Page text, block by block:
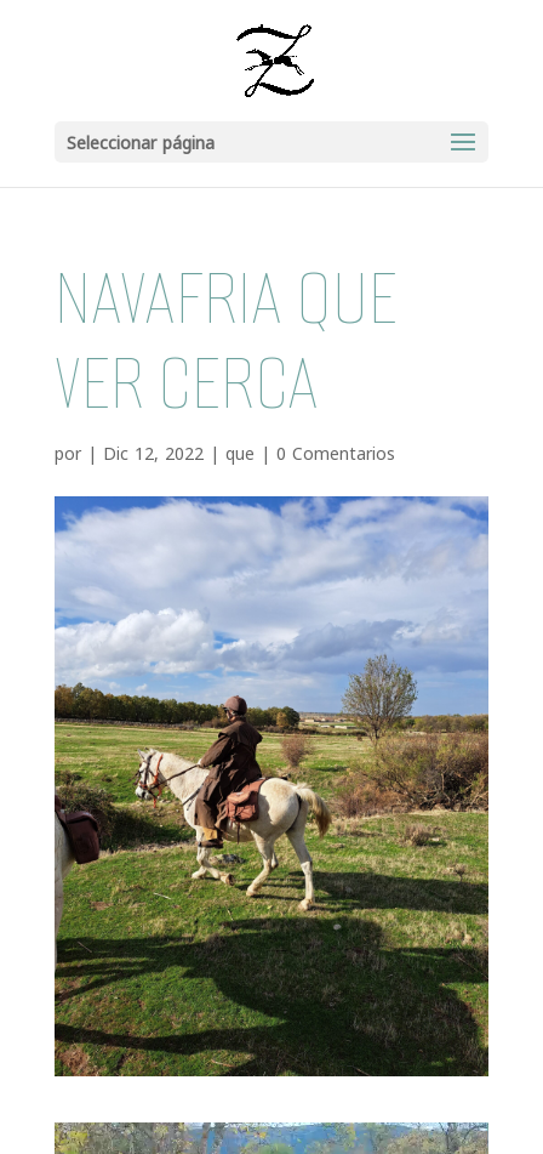
Seleccionar página
NAVAFRIA QUE
VER CERCA
por | Dic 12, 2022| que | 0 Comentarios
Reproductor